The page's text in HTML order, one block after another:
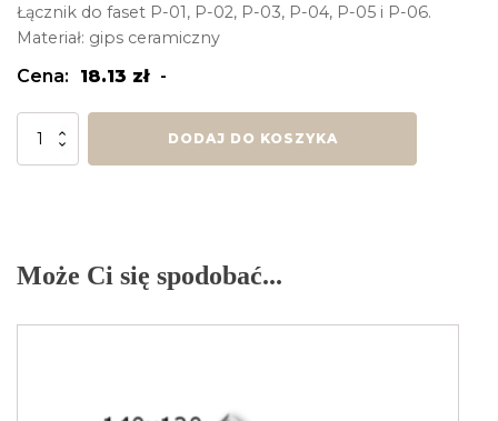
Łącznik do faset P-01, P-02, P-03, P-04, P-05 i P-06.
Materiał: gips ceramiczny
Cena: 18.13 zł -
ilość
Łącznik
DODAJ DO KOSZYKA
Może Ci się spodobać...